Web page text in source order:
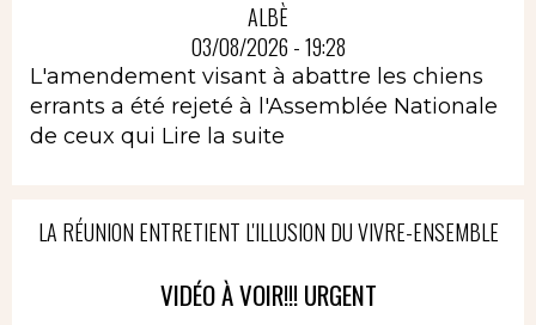
ALBÈ
03/08/2026 - 19:28
L'amendement visant à abattre les chiens
errants a été rejeté à l'Assemblée Nationale
de ceux qui Lire la suite
LA RÉUNION ENTRETIENT L'ILLUSION DU VIVRE-ENSEMBLE
VIDÉO À VOIR!!! URGENT